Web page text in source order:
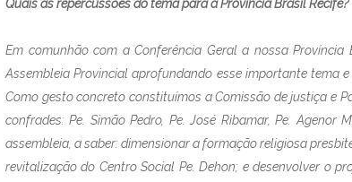
Quais as repercussões do tema para a Província Brasil Recife?
Em comunhão com a Conferência Geral a nossa
Assembleia Provincial aprofundando esse importante tema
Como gesto concreto constituímos a Comissão de justiça e
confrades: Pe. Simão Pedro, Pe. José Ribamar, Pe.
assembleia, a saber: dimensionar a formação religiosa
revitalização do Centro Social Pe. Dehon; e desenvolver o